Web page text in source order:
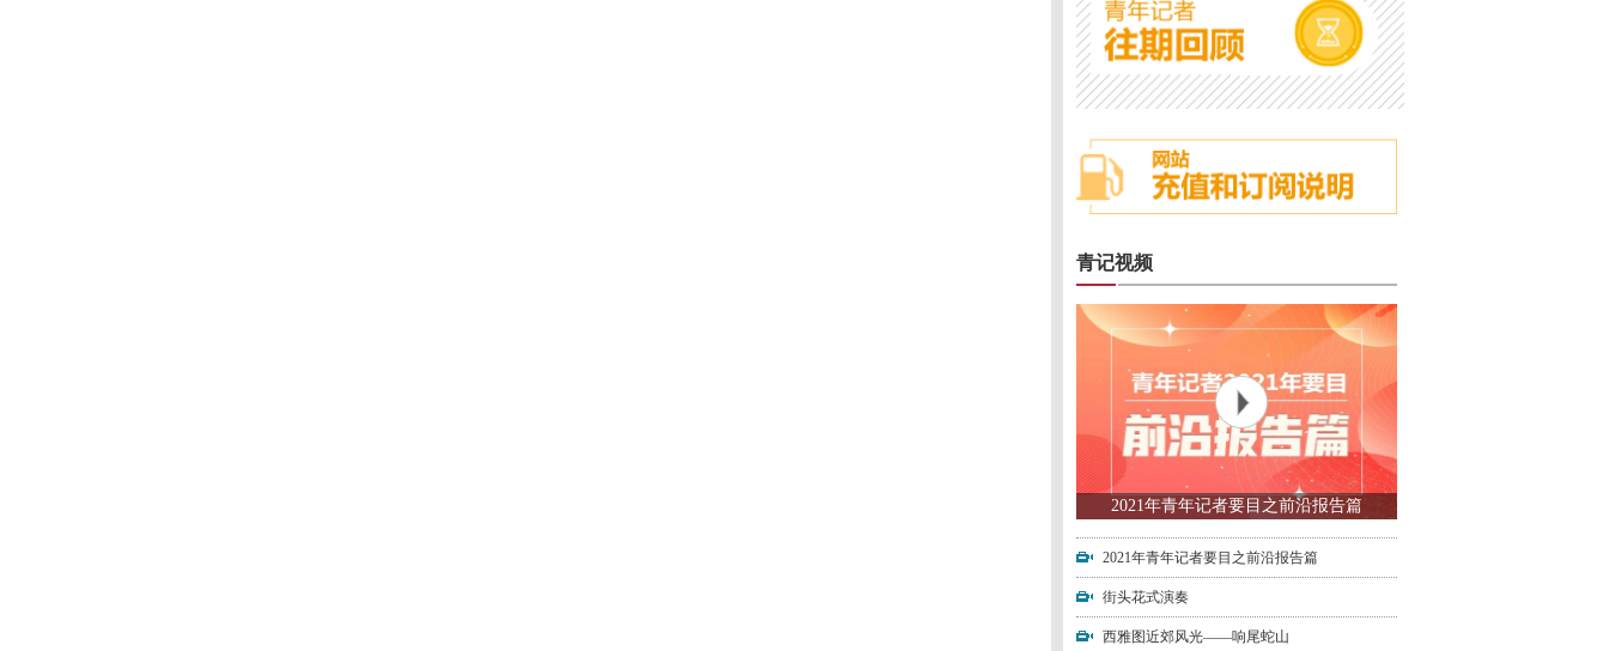
青记视频
2021年青年记者要目之前沿报告篇
2021年青年记者要目之前沿报告篇
街头花式演奏
西雅图近郊风光——响尾蛇山